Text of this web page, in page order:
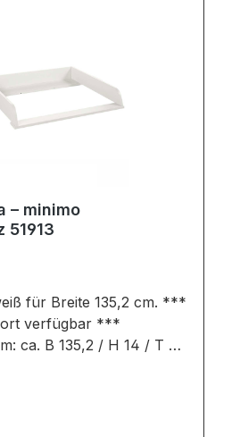
Abbildung kann
– minimo
51913
für Breite 135,2 cm. ***
verfügbar ***
ca. B 135,2 / H 14 / T 80
Wickelaufsätze